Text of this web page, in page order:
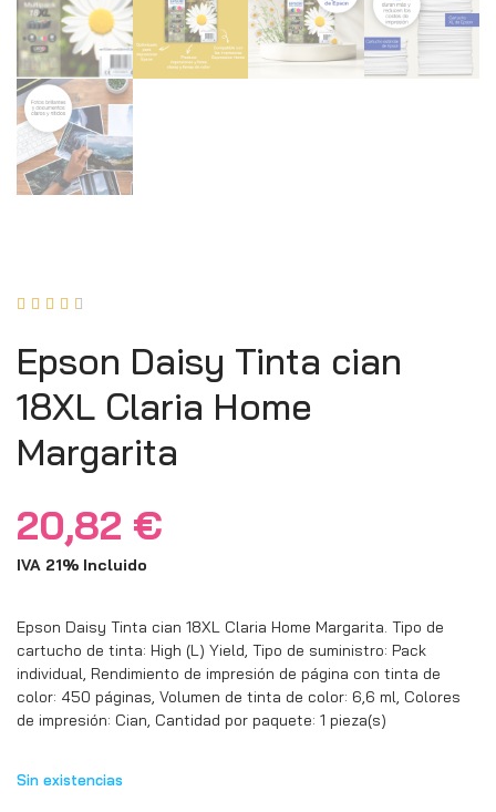
    
Epson Daisy Tinta cian
18XL Claria Home
Margarita
20,82 €
IVA 21% Incluido
Epson Daisy Tinta cian 18XL Claria Home Margarita. Tipo de
cartucho de tinta: High (L) Yield, Tipo de suministro: Pack
individual, Rendimiento de impresión de página con tinta de
color: 450 páginas, Volumen de tinta de color: 6,6 ml, Colores
de impresión: Cian, Cantidad por paquete: 1 pieza(s)
Sin existencias